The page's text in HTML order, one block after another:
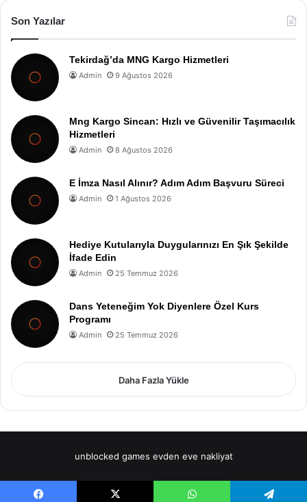
Son Yazılar
Tekirdağ’da MNG Kargo Hizmetleri
Admin 9 Ağustos 2026
Mng Kargo Sincan: Hızlı ve Güvenilir Taşımacılık
Hizmetleri
Admin 8 Ağustos 2026
E İmza Nasıl Alınır? Adım Adım Başvuru Süreci
Admin 1 Ağustos 2026
Hediye Kutularıyla Duygularınızı En Şık Şekilde
İfade Edin
Admin 25 Temmuz 2026
Dans Yeteneğim Yok Diyenlere Özel Kurs
Programı
Admin 25 Temmuz 2026
Daha Fazla Yükle
unblocked games evden eve nakliyat